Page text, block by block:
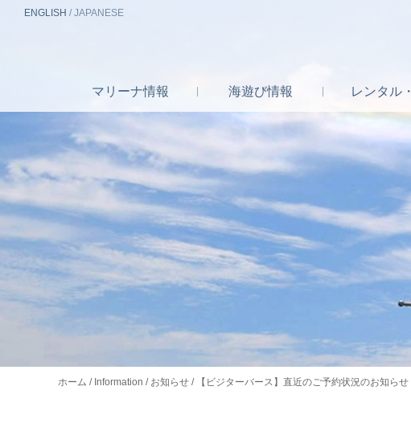
マリーナ情報 海遊び情報 レンタル ・
ENGLISH / JAPANESE
ホーム Information お知らせ 【ビジターバース】直近のご予約状況のお知らせ